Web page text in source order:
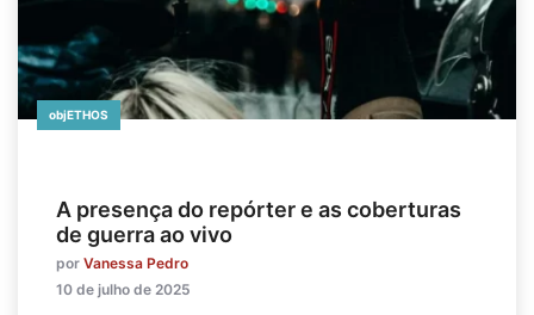
objETHOS
A presença do repórter e as coberturas
de guerra ao vivo
por Vanessa Pedro
10 de julho de 2025